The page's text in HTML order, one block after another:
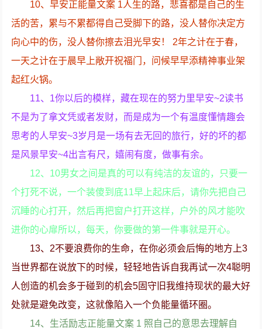
10、早安正能量文案 1人生的路，悲喜都是自己的生
活的苦，累与不累都得自己受脚下的路，没人替你决定方
向心中的伤，没人替你擦去泪光早安！ 2年之计在于春，
一天之计在于晨早上敞开祝福门，问候早早添精神事业架
起红火锅。
11、1你以后的模样，藏在现在的努力里早安~2读书
不是为了拿文凭或者发财，而是成为一个有温度懂情趣会
思考的人早安~3岁月是一场有去无回的旅行，好的坏的都
是风景早安~4出言有尺，嬉闹有度，做事有余。
12、10男女之间是真的可以有纯洁的友谊的，只要一
个打死不说，一个装傻到底11早上起床后，请你先把自己
沉睡的心打开，然后再把窗户打开这样，户外的风才能吹
进你的心扉所以，每天，你要做的第一件事就是开心。
13、2不要浪费你的生命，在你必须会后悔的地方上3
当世界都在说放下的时候，轻轻地告诉自我再试一次4聪明
人创造的机会多于碰到的机会5固守旧我维持现状的最大好
处就是避免改变，这就像陷入一个负能量循环圈。
14、生活励志正能量文案 1 照自己的意思去理解自